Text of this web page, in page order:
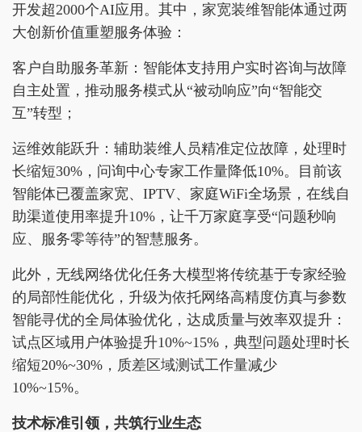
开发超2000个AI应用。其中，家宽装维智能体通过两
大创新价值重塑服务体验：
客户自助服务革新：智能体支持用户实时咨询与故障
自主处置，推动服务模式从“被动响应”向“智能交
互”转型；
运维效能跃升：辅助装维人员精准定位故障，处理时
长缩短30%，问询中心专家工作量降低10%。目前该
智能体已覆盖家宽、IPTV、家庭WiFi全场景，在线自
助渠道使用率提升10%，让千万家庭享受“问题秒响
应、服务零等待”的智慧服务。
此外，无线网络优化任务大模型将传统基于专家经验
的局部性能优化，升级为依托网络高精度仿真与参数
智能寻优的全局体验优化，达成质量与效率双提升：
试点区域用户体验提升10%~15%，典型问题处理时长
缩短20%~30%，质差区域测试工作量减少
10%~15%。
技术标准引领，共筑行业生态